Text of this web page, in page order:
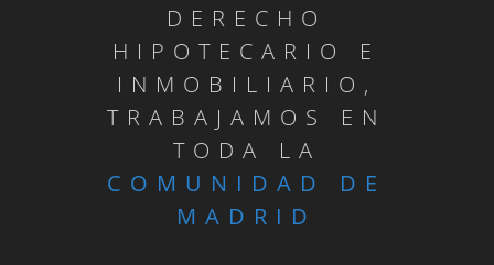
DERECHO
HIPOTECARIO E
INMOBILIARIO,
TRABAJAMOS EN
TODA LA
COMUNIDAD DE
MADRID